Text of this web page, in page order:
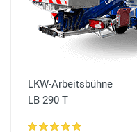
LKW-Arbeitsbühne
LB 290 T